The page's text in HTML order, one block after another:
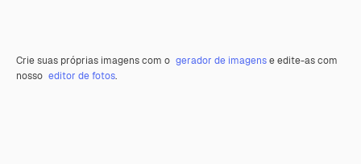
Crie suas próprias imagens com o gerador de imagense edite-as com
nosso editor de fotos.